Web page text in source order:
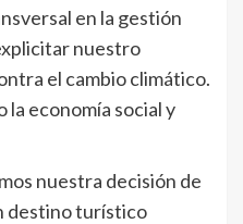
en la gestión
nuestro
el cambio climático.
economía social y
nuestra decisión de
destino turístico